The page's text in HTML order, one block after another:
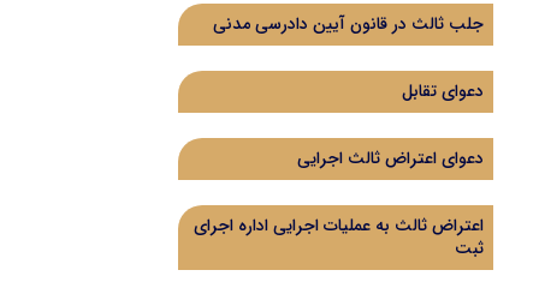
جلب ثالث در قانون آیین دادرسی مدنی
دعوای تقابل
دعوای اعتراض ثالث اجرایی
اعتراض ثالث به عملیات اجرایی اداره اجرای
ثبت